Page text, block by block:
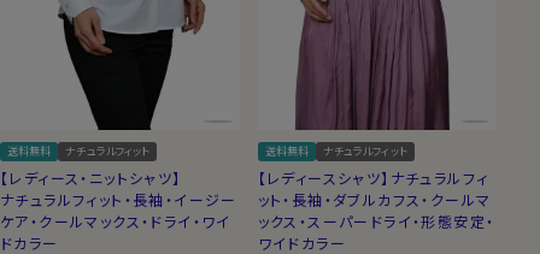
送料無料 ナチュラルフィット
【レディース・ニットシャツ】
ナチュラルフィット・長袖・イージー
ケア・クールマックス・ドライ・ワイ
ドカラー
送料無料 ナチュラルフィット
【レディースシャツ】ナチュラルフィ
ット・長袖・ダブルカフス・クールマ
ックス・スーパードライ・形態安定・
ワイドカラー